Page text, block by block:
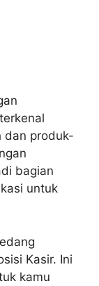
dan produk-
bagian
untuk
Kasir. Ini
kamu